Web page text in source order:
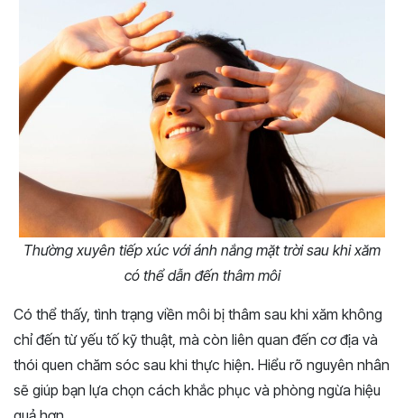
Thường xuyên tiếp xúc với ánh nắng mặt trời sau khi xăm
có thể dẫn đến thâm môi
Có thể thấy, tình trạng viền môi bị thâm sau khi xăm không
chỉ đến từ yếu tố kỹ thuật, mà còn liên quan đến cơ địa và
thói quen chăm sóc sau khi thực hiện. Hiểu rõ nguyên nhân
sẽ giúp bạn lựa chọn cách khắc phục và phòng ngừa hiệu